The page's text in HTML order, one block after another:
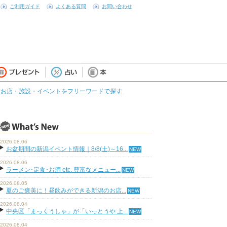
ご利用ガイド よくある質問 お問い合わせ
お店・施設・イベントをフリーワードで探す
2026.08.06
お盆期間の新潟イベント情報｜8/8(土)～16...
2026.08.06
ラーメン･定食･お酒 etc. 豊富なメニュー...
2026.08.05
夏のご褒美に！昼飲みができる新潟のお店...
2026.08.04
中央区「まっくうしゃ」が「いっとうや 上...
2026.08.04